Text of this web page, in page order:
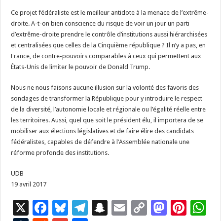
Ce projet fédéraliste est le meilleur antidote à la menace de l’extrême-
droite. A-t-on bien conscience du risque de voir un jour un parti
d’extrême-droite prendre le contrôle d’institutions aussi hiérarchisées
et centralisées que celles de la Cinquième république ? Il n’y a pas, en
France, de contre-pouvoirs comparables à ceux qui permettent aux
États-Unis de limiter le pouvoir de Donald Trump.
Nous ne nous faisons aucune illusion sur la volonté des favoris des
sondages de transformer la République pour y introduire le respect
de la diversité, l’autonomie locale et régionale ou l’égalité réelle entre
les territoires. Aussi, quel que soit le président élu, il importera de se
mobiliser aux élections législatives et de faire élire des candidats
fédéralistes, capables de défendre à l’Assemblée nationale une
réforme profonde des institutions.
UDB
19 avril 2017
X
F
Bl T
S
E
C
M Pi